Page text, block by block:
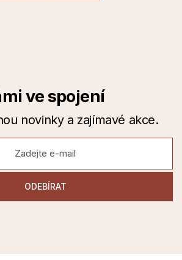
ve spojení
novinky a zajímavé akce.